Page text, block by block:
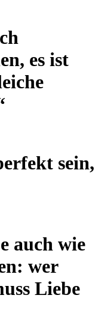
es ist
sein,
auch wie
wer
Liebe